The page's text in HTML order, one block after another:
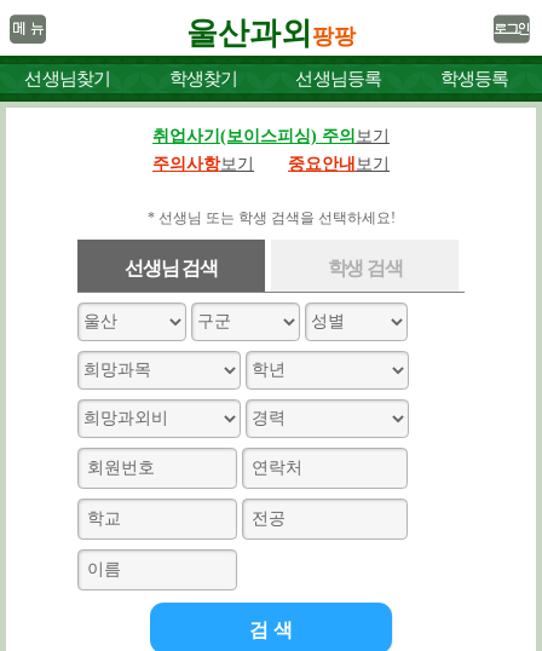
울산과외 팡팡
선생님찾기 학생찾기 선생님등록 학생등록
취업사기(보이스피싱) 주의 보기
주의사항보기 중요안내 보기
* 선생님 또는 학생 검색을 선택하세요!
선생님 검색 학생 검색